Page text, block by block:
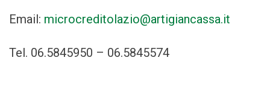
Email: microcreditolazio@artigiancassa.it
Tel. 06.5845950 – 06.5845574